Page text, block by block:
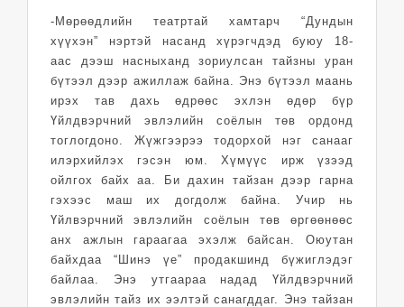
-Мөрөөдлийн театртай хамтарч “Дундын
хүүхэн” нэртэй насанд хүрэгчдэд буюу 18-
аас дээш насныханд зориулсан тайзны уран
бүтээл дээр ажиллаж байна. Энэ бүтээл маань
ирэх тав дахь өдрөөс эхлэн өдөр бүр
Үйлдвэрчний эвлэлийн соёлын төв ордонд
тоглогдоно. Жүжгээрээ тодорхой нэг санааг
илэрхийлэх гэсэн юм. Хүмүүс ирж үзээд
ойлгох байх аа. Би дахин тайзан дээр гарна
гэхээс маш их догдолж байна. Учир нь
Үйлвэрчний эвлэлийн соёлын төв өргөөнөөс
анх ажлын гараагаа эхэлж байсан. Оюутан
байхдаа “Шинэ үе” продакшинд бүжиглэдэг
байлаа. Энэ утгаараа надад Үйлдвэрчний
эвлэлийн тайз их ээлтэй санагддаг. Энэ тайзан